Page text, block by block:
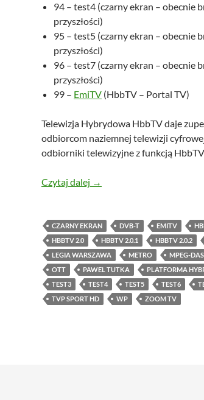
94 – test4 (czarny ekran – obecnie
przyszłości)
95 – test5 (czarny ekran – obecnie
przyszłości)
96 – test7 (czarny ekran – obecnie
przyszłości)
99 – EmiTV (HbbTV – Portal TV)
Telewizja Hybrydowa HbbTV daje
odbiorcom naziemnej telewizji
odbiorniki telewizyjne z funkcją
Czytaj dalej HbbTV w MUX-8
→
CZARNY EKRAN DVB-T EMITV
HBBTV 2.0
HBBTV 2.0.1 HBBTV 2.0.2
LEGIA WARSZAWA
METRO MPEG-
OTT
PAWEL TUTKA PLATFORMA
TEST3
TEST4 TEST5 TEST6
TVP SPORT HD
WP ZOOM TV